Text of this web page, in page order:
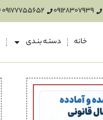
09128307939
09177755652
خانه دستـه بنـدی